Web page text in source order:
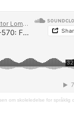
for språklig og kulturelt